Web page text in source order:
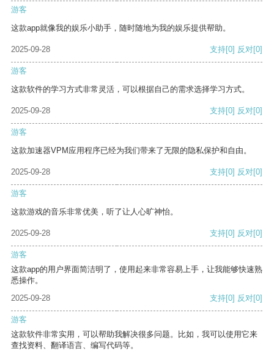
游客
这款app就像我的娱乐小助手，随时随地为我的娱乐提供帮助。
2025-09-28 支持[0] 反对[0]
游客
这款软件的学习方式非常灵活，可以根据自己的需求选择学习方式。
2025-09-28 支持[0] 反对[0]
游客
这款加速器VPM应用程序已经为我们带来了无限的隐私保护和自由。
2025-09-28 支持[0] 反对[0]
游客
这款游戏的音乐非常优美，听了让人心旷神怡。
2025-09-28 支持[0] 反对[0]
游客
这款app的用户界面简洁明了，使用起来非常容易上手，让我能够快速熟
悉操作。
2025-09-28
支持[0] 反对[0]
游客
这款软件非常实用，可以帮助我解决很多问题。比如，我可以使用它来
查找资料、翻译语言、编写代码等。